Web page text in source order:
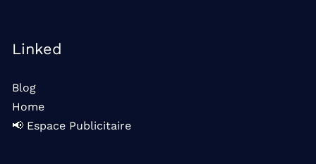
Linked
Blog
Home
📢 Espace Publicitaire